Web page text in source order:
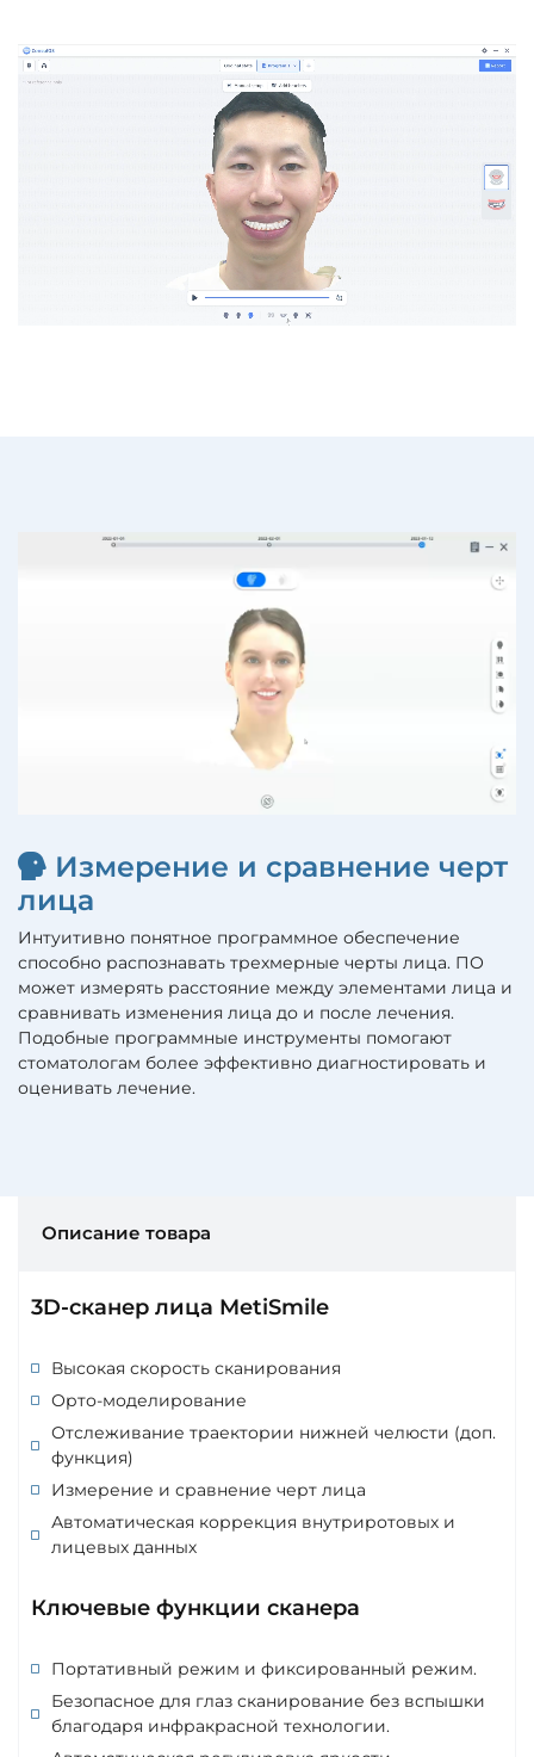
Измерение и сравнение черт
лица
Интуитивно понятное программное обеспечение
способно распознавать трехмерные черты лица. ПО
может измерять расстояние между элементами лица и
сравнивать изменения лица до и после лечения.
Подобные программные инструменты помогают
стоматологам более эффективно диагностировать и
оценивать лечение.
Описание товара
3D-сканер лица MetiSmile
Высокая скорость сканирования
Орто-моделирование
Отслеживание траектории нижней челюсти (доп.
функция)
Измерение и сравнение черт лица
Автоматическая коррекция внутриротовых и
лицевых данных
Ключевые функции сканера
Портативный режим и фиксированный режим.
Безопасное для глаз сканирование без вспышки
благодаря инфракрасной технологии.